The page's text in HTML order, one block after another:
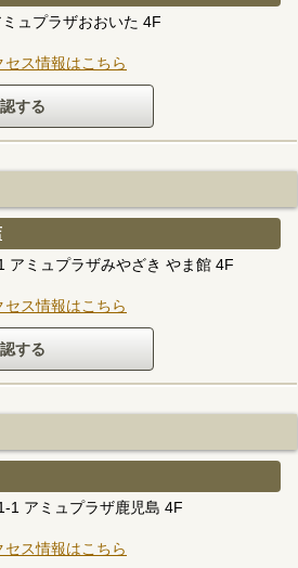
ュプラザおおいた 4F
ス情報はこちら
アミュプラザみやざき やま館 4F
ス情報はこちら
1 アミュプラザ鹿児島 4F
ス情報はこちら